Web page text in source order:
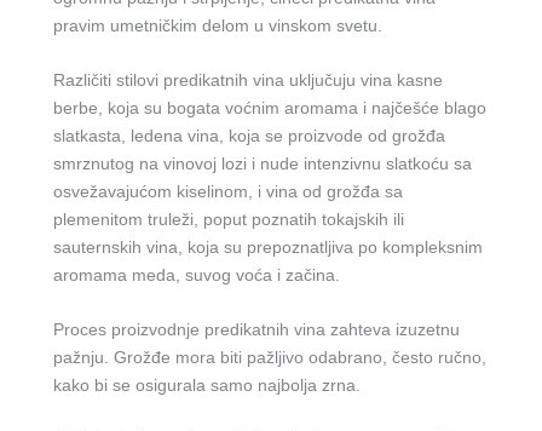
pravim umetničkim delom u vinskom svetu.
Različiti stilovi predikatnih vina uključuju vina kasne
berbe, koja su bogata voćnim aromama i najčešće blago
slatkasta, ledena vina, koja se proizvode od grožđa
smrznutog na vinovoj lozi i nude intenzivnu slatkoću sa
osvežavajućom kiselinom, i vina od grožđa sa
plemenitom truleži, poput poznatih tokajskih ili
sauternskih vina, koja su prepoznatljiva po kompleksnim
aromama meda, suvog voća i začina.
Proces proizvodnje predikatnih vina zahteva izuzetnu
pažnju. Grožđe mora biti pažljivo odabrano, često ručno,
kako bi se osigurala samo najbolja zrna.